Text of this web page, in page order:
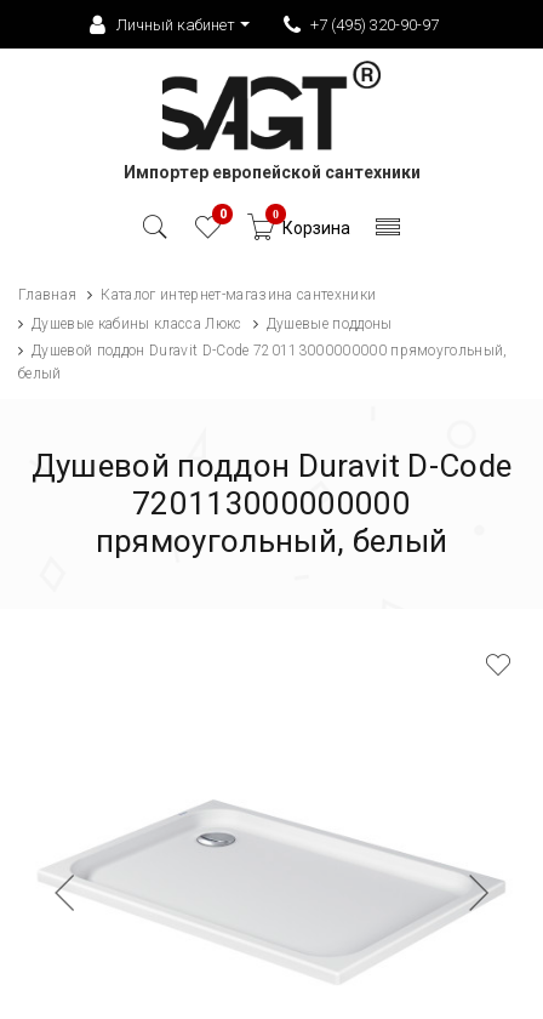
Личный кабинет +7 (495) 320-90-97
Импортер европейской сантехники
0 0
Корзина
Главная
Каталог интернет-магазина сантехники
Душевые кабины класса Люкс
Душевые поддоны
Душевой поддон Duravit D-Code 720113000000000 прямоугольный,
белый
Душевой поддон Duravit D-Code
720113000000000
прямоугольный, белый